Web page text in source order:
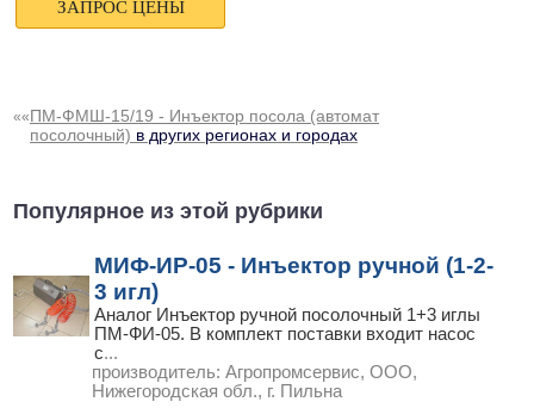
««ПМ-ФМШ-15/19 - Инъектор посола (автомат
посолочный) в других регионах и городах
Популярное из этой рубрики
МИФ-ИР-05 - Инъектор ручной (1-2-
3 игл)
Аналог Инъектор ручной посолочный 1+3 иглы
ПМ-ФИ-05. В комплект поставки входит насос
с...
производитель: Агропромсервис, ООО,
Нижегородская обл., г. Пильна